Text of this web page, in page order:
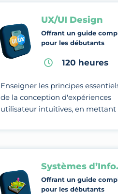
UX/UI Design
Offrant un guide
pour les débutants
120 heures
Enseigner les principes
de la conception d'expériences
utilisateur intuitives, en mettant
l'interaction entre l'utilisateur et
Offrant un guide
pour les débutants